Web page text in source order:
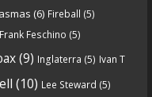
8211-qanon-
(6) Fireball (5)
Frank Feschino (5)
(9) Inglaterra (5) Ivan T
(10) Lee Steward (5)